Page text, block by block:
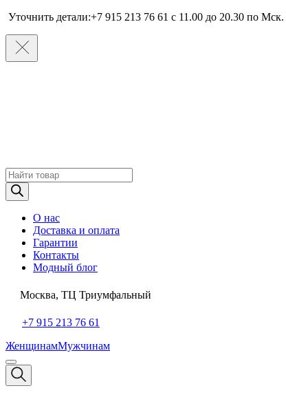
Уточнить детали:+7 915 213 76 61 c 11.00 до 20.30 по
Поиск
товаров
О нас
Доставка и оплата
Гарантии
Контакты
Модный блог
Москва, ТЦ Триумфальный
+7 915 213 76 61
ЖенщинамМужчинам